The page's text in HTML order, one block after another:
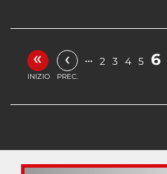
«
INIZIO
‹
PREC.
… 2 3 4 5 6